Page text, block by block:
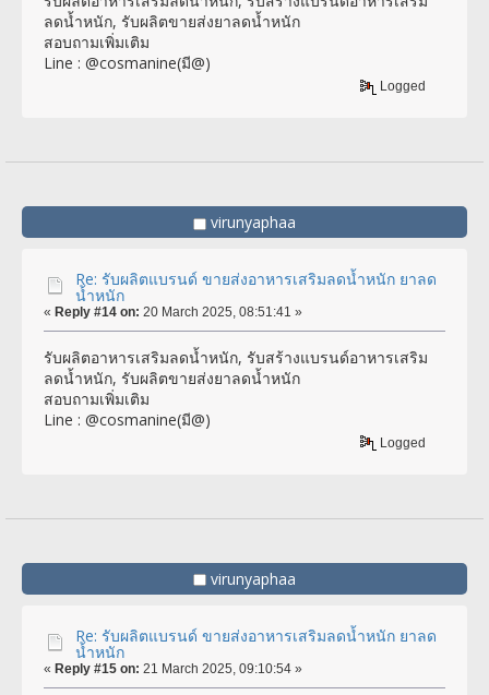
ลดน้ำหนัก, รับผลิตขายส่งยาลดน้ำหนัก
สอบถามเพิ่มเติม
Line : @cosmanine(มี@)
Logged
virunyaphaa
Re: รับผลิตแบรนด์ ขายส่งอาหารเสริมลดน้ำหนัก ยาลด
น้ำหนัก
« Reply #14 on: 20 March 2025, 08:51:41 »
รับผลิตอาหารเสริมลดน้ำหนัก, รับสร้างแบรนด์อาหารเสริม
ลดน้ำหนัก, รับผลิตขายส่งยาลดน้ำหนัก
สอบถามเพิ่มเติม
Line : @cosmanine(มี@)
Logged
virunyaphaa
Re: รับผลิตแบรนด์ ขายส่งอาหารเสริมลดน้ำหนัก ยาลด
น้ำหนัก
« Reply #15 on: 21 March 2025, 09:10:54 »